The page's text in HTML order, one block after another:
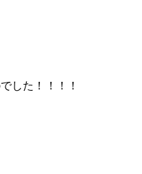
した！！！！